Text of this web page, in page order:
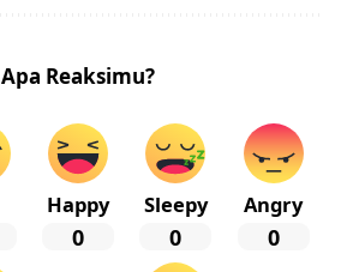
Apa Reaksimu?
Happy
0
Sleepy
0
Angry
0